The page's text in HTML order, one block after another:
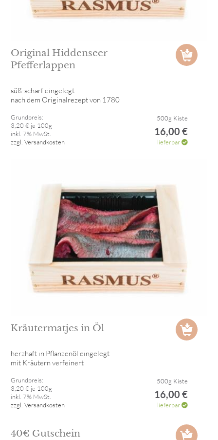
Original Hiddenseer
Pfefferlappen
süß-scharf eingelegt
nach dem Originalrezept von 1780
Grundpreis:
3,20 € je 100g
inkl. 7% MwSt.
zzgl. Versandkosten
500g Kiste
16,00 €
lieferbar
Kräutermatjes in Öl
herzhaft in Pflanzenöl eingelegt
mit Kräutern verfeinert
Grundpreis:
3,20 € je 100g
inkl. 7% MwSt.
zzgl. Versandkosten
500g Kiste
16,00 €
lieferbar
40€ Gutschein